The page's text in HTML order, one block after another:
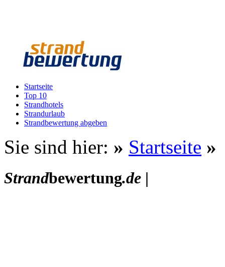
Startseite
Top 10
Strandhotels
Strandurlaub
Strandbewertung abgeben
Sie sind hier: » Startseite »
Strandbewertung.de |